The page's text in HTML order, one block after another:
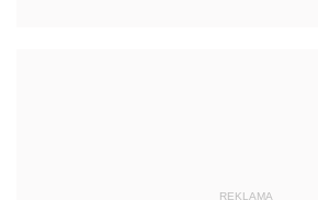
REKLAMA